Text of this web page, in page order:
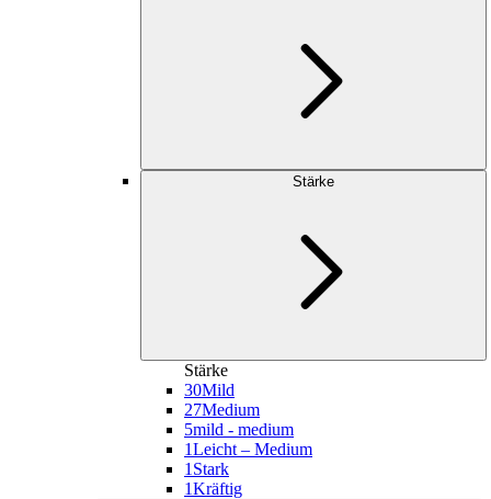
Stärke
Stärke
30Mild
27Medium
5mild - medium
1Leicht – Medium
1 Stark
1Kräftig